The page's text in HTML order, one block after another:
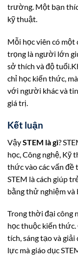
trường. Một bạn
kỹ thuật.
Mỗi học viên có một
trọng là người lớn
sở thích và độ
chỉ học kiến thức,
với người khác và
giá trị.
Kết luận
VậySTEM là gì?
học, Công nghệ, Kỹ
thức vào các vấn đề
STEM là cách giúp
bằng thử nghiệm
Trong thời đại công
học thuộc kiến thức.
tích, sáng tạo và
lực mà giáo dục